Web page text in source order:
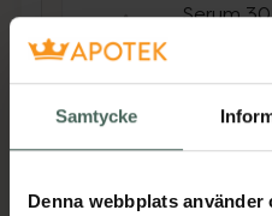
Samtycke
Denna webbplats använder
Serum
Köp